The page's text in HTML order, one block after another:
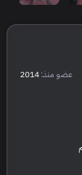
عضو منذ:2014